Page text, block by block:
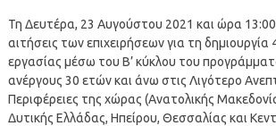
Τη Δευτέρα, 23 Αυγούστου 2021 και ώρα 13:00,
αιτήσεις των επιχειρήσεων για τη
εργασίας μέσω του Β’ κύκλου του
ανέργους 30 ετών και άνω στις Λιγότερο
Περιφέρειες της χώρας (Ανατολικής
Δυτικής Ελλάδας, Ηπείρου, Θεσσαλίας και